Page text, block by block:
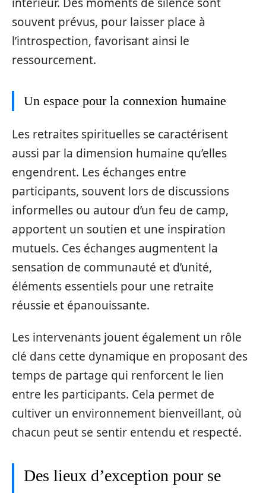
souvent prévus, pour laisser place à
l’introspection, favorisant ainsi le
ressourcement.
Un espace pour la connexion humaine
Les retraites spirituelles se caractérisent
aussi par la dimension humaine qu’elles
engendrent. Les échanges entre
participants, souvent lors de discussions
informelles ou autour d’un feu de camp,
apportent un soutien et une inspiration
mutuels. Ces échanges augmentent la
sensation de communauté et d’unité,
éléments essentiels pour une retraite
réussie et épanouissante.
Les intervenants jouent également un rôle
clé dans cette dynamique en proposant des
temps de partage qui renforcent le lien
entre les participants. Cela permet de
cultiver un environnement bienveillant, où
chacun peut se sentir entendu et respecté.
Des lieux d’exception pour se